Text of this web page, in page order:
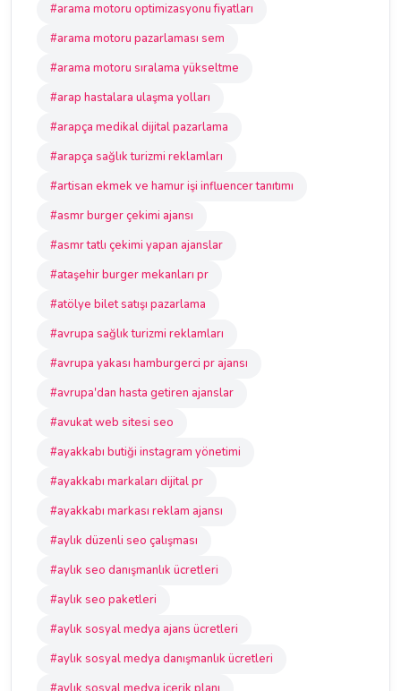
#arama motoru optimizasyonu fiyatları
#arama motoru pazarlaması sem
#arama motoru sıralama yükseltme
#arap hastalara ulaşma yolları
#arapça medikal dijital pazarlama
#arapça sağlık turizmi reklamları
#artisan ekmek ve hamur işi influencer tanıtımı
#asmr burger çekimi ajansı
#asmr tatlı çekimi yapan ajanslar
#ataşehir burger mekanları pr
#atölye bilet satışı pazarlama
#avrupa sağlık turizmi reklamları
#avrupa yakası hamburgerci pr ajansı
#avrupa'dan hasta getiren ajanslar
#avukat web sitesi seo
#ayakkabı butiği instagram yönetimi
#ayakkabı markaları dijital pr
#ayakkabı markası reklam ajansı
#aylık düzenli seo çalışması
#aylık seo danışmanlık ücretleri
#aylık seo paketleri
#aylık sosyal medya ajans ücretleri
#aylık sosyal medya danışmanlık ücretleri